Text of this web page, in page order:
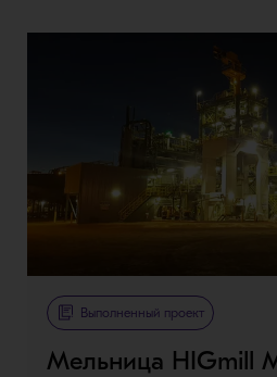
Metso PlusВыполненный проект
Мельница HIGmill